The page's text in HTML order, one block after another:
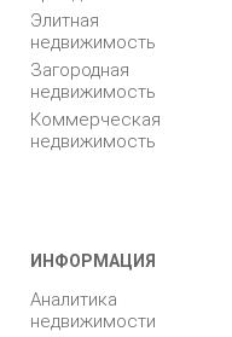
Элитная
недвижимость
Загородная
недвижимость
Коммерческая
недвижимость
ИНФОРМАЦИЯ
Аналитика
недвижимости